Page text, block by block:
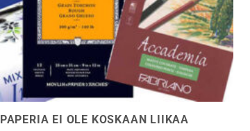
PAPERIA EI OLE KOSKAAN LIIKAA